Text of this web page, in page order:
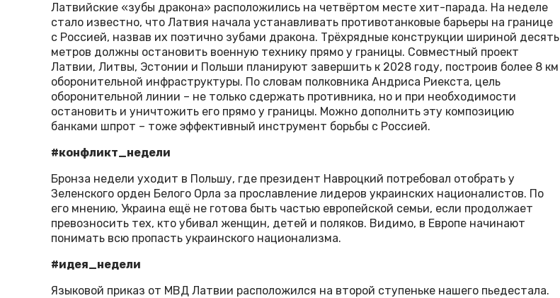
Латвийские «зубы дракона» расположились на четвёртом месте хит-парада. На неделе
стало известно, что Латвия начала устанавливать противотанковые барьеры на границе
с Россией, назвав их поэтично зубами дракона. Трёхрядные конструкции шириной десять
метров должны остановить военную технику прямо у границы. Совместный проект
Латвии, Литвы, Эстонии и Польши планируют завершить к 2028 году, построив более 8 км
оборонительной инфраструктуры. По словам полковника Андриса Риекста, цель
оборонительной линии – не только сдержать противника, но и при необходимости
остановить и уничтожить его прямо у границы. Можно дополнить эту композицию
банками шпрот – тоже эффективный инструмент борьбы с Россией.
#конфликт_недели
Бронза недели уходит в Польшу, где президент Навроцкий потребовал отобрать у
Зеленского орден Белого Орла за прославление лидеров украинских националистов. По
его мнению, Украина ещё не готова быть частью европейской семьи, если продолжает
превозносить тех, кто убивал женщин, детей и поляков. Видимо, в Европе начинают
понимать всю пропасть украинского национализма.
#идея_недели
Языковой приказ от МВД Латвии расположился на второй ступеньке нашего пьедестала.